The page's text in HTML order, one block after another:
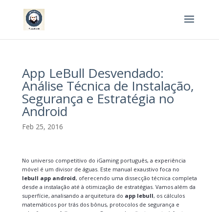
App LeBull Desvendado:
Análise Técnica de Instalação,
Segurança e Estratégia no
Android
Feb 25, 2016
No universo competitivo do iGaming português, a experiência
móvel é um divisor de águas. Este manual exaustivo foca no
lebull app android, oferecendo uma dissecção técnica completa
desde a instalação até à otimização de estratégias. Vamos além da
superfície, analisando a arquitetura do app lebull, os cálculos
matemáticos por trás dos bônus, protocolos de segurança e